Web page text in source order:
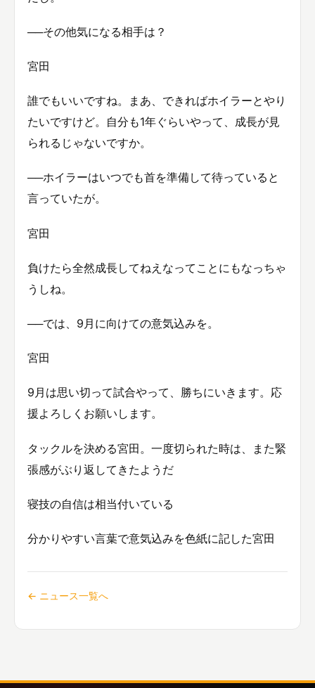
──その他気になる相手は？
宮田
誰でもいいですね。まあ、できればホイラーとやり
たいですけど。自分も1年ぐらいやって、成長が見
られるじゃないですか。
──ホイラーはいつでも首を準備して待っていると
言っていたが。
宮田
負けたら全然成長してねえなってことにもなっちゃ
うしね。
──では、9月に向けての意気込みを。
宮田
9月は思い切って試合やって、勝ちにいきます。応
援よろしくお願いします。
タックルを決める宮田。一度切られた時は、また緊
張感がぶり返してきたようだ
寝技の自信は相当付いている
分かりやすい言葉で意気込みを色紙に記した宮田
← ニュース一覧へ